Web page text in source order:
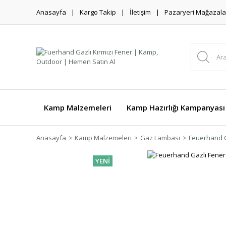
Anasayfa Kargo Takip İletişim Pazaryeri
Kamp Malzemeleri Kamp Hazırlığı Kampanyası
Anasayfa Kamp Malzemeleri Gaz Lambası Feuerhand
YENİ